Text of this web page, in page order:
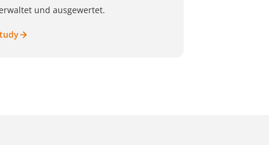
und ausgewertet.